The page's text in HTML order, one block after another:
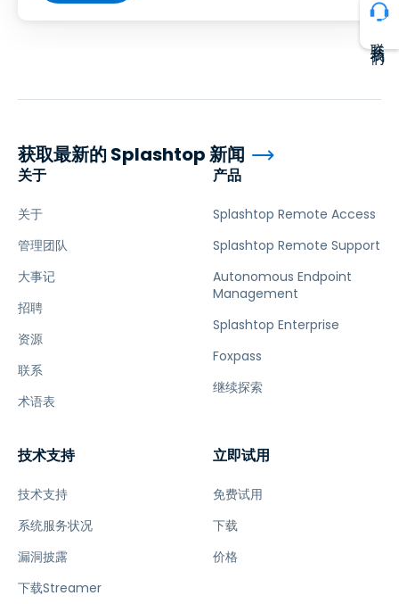
关于
关于
管理团队
大事记
招聘
资源
联系
术语表
产品
Splashtop Remote Access
Splashtop Remote Support
Autonomous Endpoint
Management
Splashtop Enterprise
Foxpass
继续探索
技术支持
技术支持
系统服务状况
漏洞披露
下载Streamer
立即试用
免费试用
下载
价格
获取最新的 Splashtop 新闻